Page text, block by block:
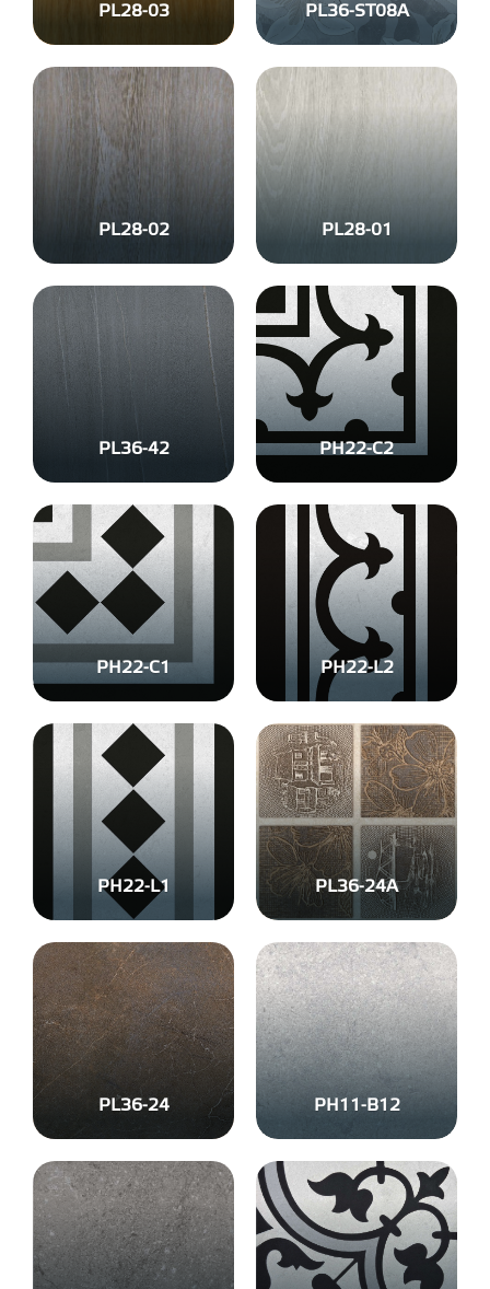
PL28-03 PL36-ST08A
PL28-02 PL28-01
PL36-42 PH22-C2
PH22-C1 PH22-L2
PH22-L1 PL36-24A
PL36-24 PH11-B12